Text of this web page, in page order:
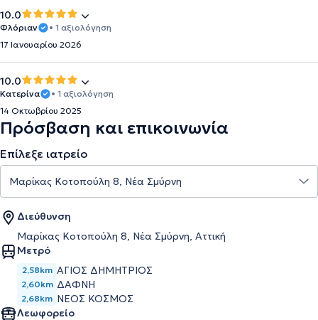
10.0
Φλόριαν
• 1 αξιολόγηση
17 Ιανουαρίου 2026
10.0
Κατερίνα
• 1 αξιολόγηση
14 Οκτωβρίου 2025
Πρόσβαση και επικοινωνία
Επίλεξε ιατρείο
Διεύθυνση
Μαρίκας Κοτοπούλη 8, Νέα Σμύρνη, Αττική
Μετρό
2,58km ΑΓΙΟΣ ΔΗΜΗΤΡΙΟΣ
2,60km ΔΑΦΝΗ
2,68km ΝΕΟΣ ΚΟΣΜΟΣ
Λεωφορείο